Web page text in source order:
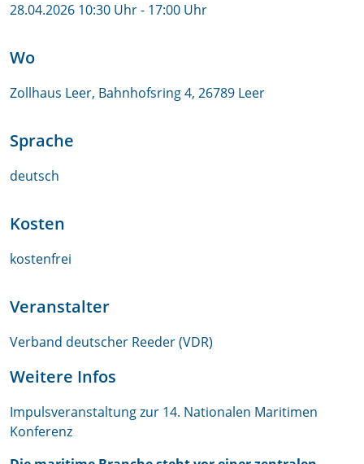
28.04.2026 10:30 Uhr- 17:00 Uhr
Wo
Zollhaus Leer, Bahnhofsring 4, 26789 Leer
Sprache
deutsch
Kosten
kostenfrei
Veranstalter
Verband deutscher Reeder (VDR)
Weitere Infos
Impulsveranstaltung zur 14. Nationalen Maritimen
Konferenz